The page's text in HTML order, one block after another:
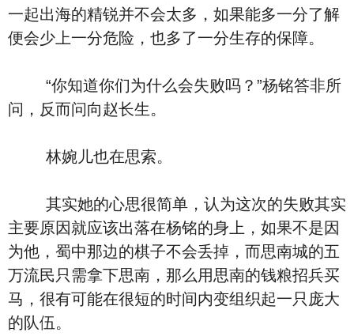
一起出海的精锐并不会太多，如果能多一分了解
便会少上一分危险，也多了一分生存的保障。
“你知道你们为什么会失败吗？”杨铭答非所
问，反而问向赵长生。
林婉儿也在思索。
其实她的心思很简单，认为这次的失败其实
主要原因就应该出落在杨铭的身上，如果不是因
为他，蜀中那边的棋子不会丢掉，而思南城的五
万流民只需拿下思南，那么用思南的钱粮招兵买
马，很有可能在很短的时间内变组织起一只庞大
的队伍。